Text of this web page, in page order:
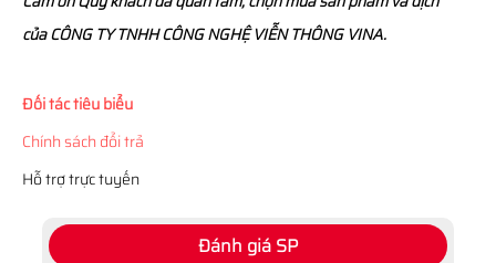
của CÔNG TY TNHH CÔNG NGHỆ VIỄN THÔNG VINA.
Đối tác tiêu biểu
Chính sách đổi trả
Hỗ trợ trực tuyến
Đánh giá SP